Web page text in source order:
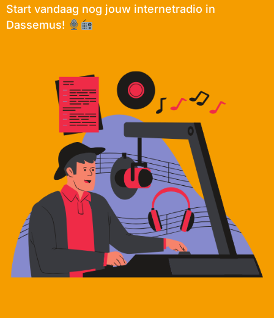
Start vandaag nog jouw internetradio in
Dassemus!